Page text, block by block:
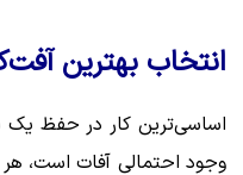
انتخاب بهترین
اساسی‌ترین کار در حفظ یک
وجود احتمالی آفات است،